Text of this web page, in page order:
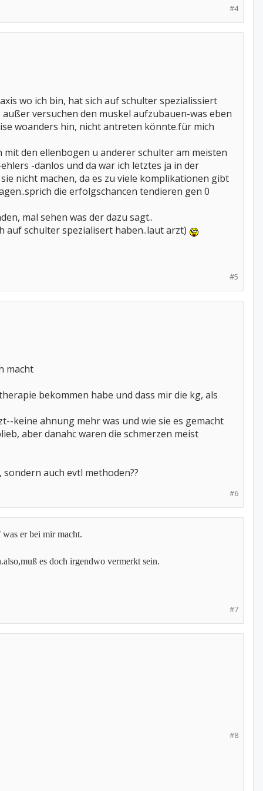
#4
wo ich bin, hat sich auf schulter spezialissiert
versuchen den muskel aufzubauen-was eben
woanders hin, nicht antreten könnte.für mich
den ellenbogen u anderer schulter am meisten
-danlos und da war ich letztes ja in der
nicht machen, da es zu viele komplikationen gibt
die erfolgschancen tendieren gen 0
mal sehen was der dazu sagt..
auf schulter spezialisert haben..laut arzt)
#5
macht
bekommen habe und dass mir die kg, als
keine ahnung mehr was und wie sie es gemacht
aber danahc waren die schmerzen meist
auch evtl methoden??
#6
er bei mir macht.
es doch irgendwo vermerkt sein.
#7
#8